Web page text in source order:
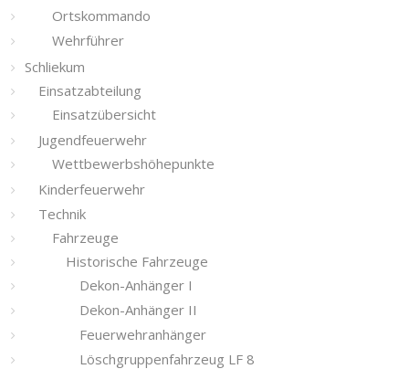
Ortskommando
Wehrführer
Schliekum
Einsatzabteilung
Einsatzübersicht
Jugendfeuerwehr
Wettbewerbshöhepunkte
Kinderfeuerwehr
Technik
Fahrzeuge
Historische Fahrzeuge
Dekon-Anhänger I
Dekon-Anhänger II
Feuerwehranhänger
Löschgruppenfahrzeug LF 8